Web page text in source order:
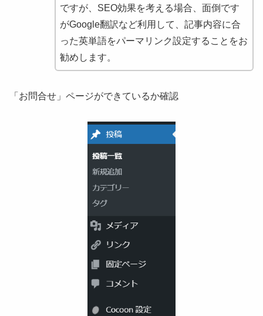
ですが、SEO効果を考える場合、面倒です
がGoogle翻訳など利用して、記事内容に合
った英単語をパーマリンク設定することをお
勧めします。
「お問合せ」ページができているか確認